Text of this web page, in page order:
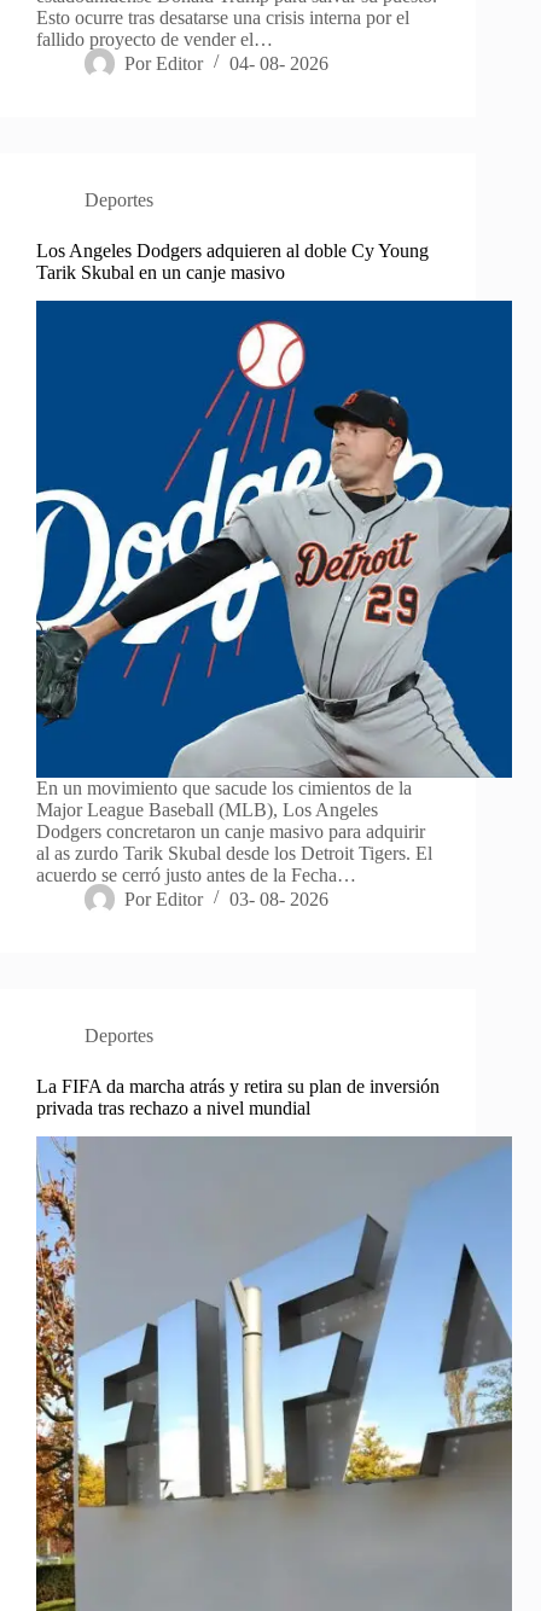
Esto ocurre tras desatarse una crisis interna por el
fallido proyecto de vender el…
Por Editor 04- 08- 2026
Deportes
Los Angeles Dodgers adquieren al doble Cy Young
Tarik Skubal en un canje masivo
En un movimiento que sacude los cimientos de la
Major League Baseball (MLB), Los Angeles
Dodgers concretaron un canje masivo para adquirir
al as zurdo Tarik Skubal desde los Detroit Tigers. El
acuerdo se cerró justo antes de la Fecha…
Por Editor 03- 08- 2026
Deportes
La FIFA da marcha atrás y retira su plan de inversión
privada tras rechazo a nivel mundial